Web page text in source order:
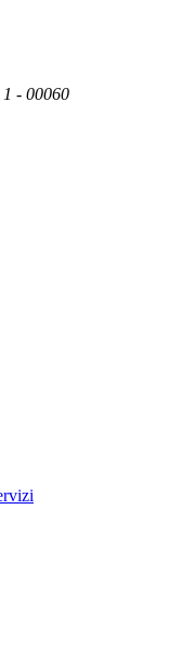
- 00060